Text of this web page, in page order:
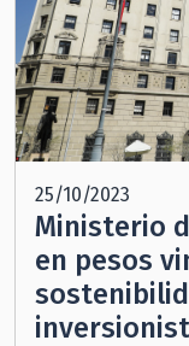
25/10/2023
Ministerio
en pesos